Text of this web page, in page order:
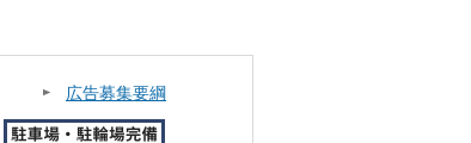
広告募集要綱